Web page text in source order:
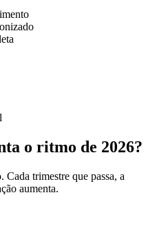
o ritmo de 2026?
trimestre que passa, a
aumenta.